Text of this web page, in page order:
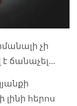
չի
է ճանաչել…
հերոս